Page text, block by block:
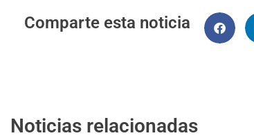
Comparte esta noticia
Noticias relacionadas